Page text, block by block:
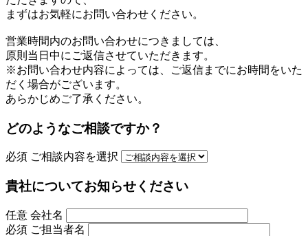
まずはお気軽にお問い合わせください。
営業時間内のお問い合わせにつきましては、
原則当日中にご返信させていただきます。
※お問い合わせ内容によっては、ご返信までにお時間をいた
だく場合がございます。
あらかじめご了承ください。
どのようなご相談ですか？
必須 ご相談内容を選択
貴社についてお知らせください
任意 会社名
必須 ご担当者名